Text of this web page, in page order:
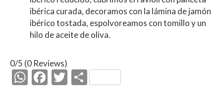
ibérica curada, decoramos con la lámina de jamón
ibérico tostada, espolvoreamos con tomillo y un
hilo de aceite de oliva.
0/5 (0 Reviews)
W F
T C